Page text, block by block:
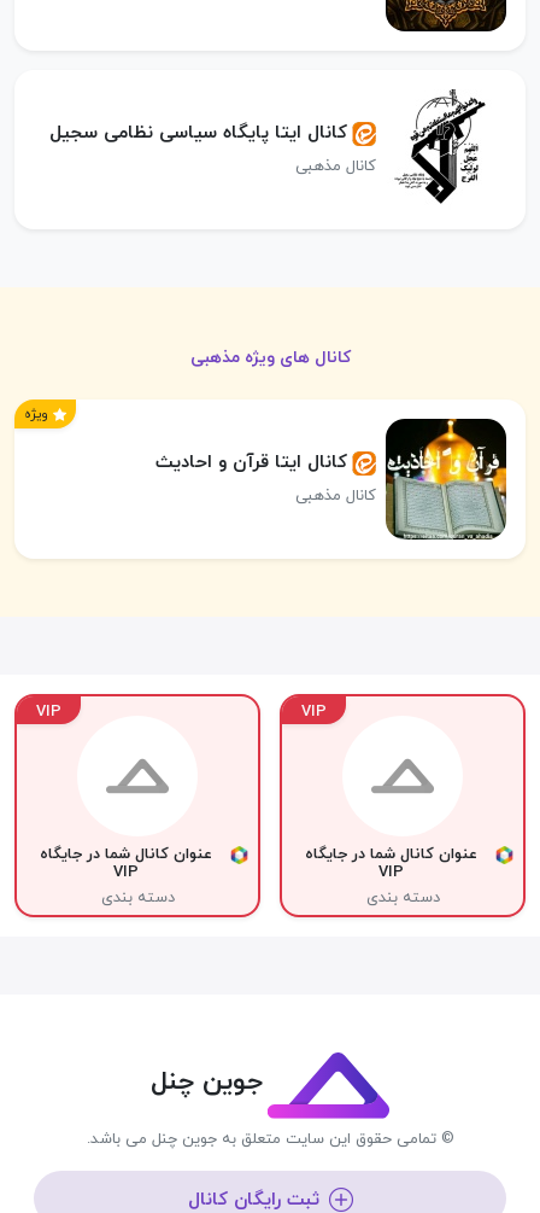
کانال ایتا پایگاه سیاسی نظامی سجیل
کانال مذهبی
کانال های ویژه مذهبی
ویژه
کانال ایتا قرآن و احادیث
کانال مذهبی
VIP
عنوان کانال شما در جایگاه
VIP
دسته بندی
VIP
عنوان کانال شما در جایگاه
VIP
دسته بندی
جوین چنل
© تمامی حقوق این سایت متعلق به جوین چنل می باشد.
ثبت رایگان کانال